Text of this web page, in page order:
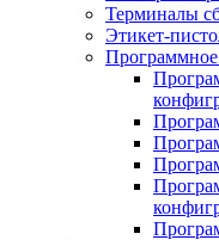
Терминалы
Этикет-
Программное